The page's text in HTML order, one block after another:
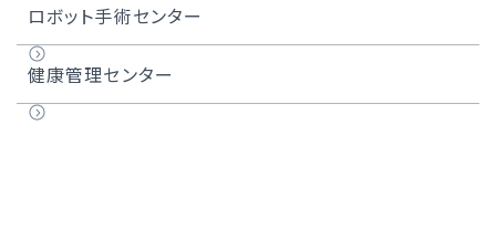
甲状腺がん
頭頸部アルミノックス治療
医師紹介
化学療法レジメン一覧
膠原病リウマチセンターについて
膠原病リウマチセンター長のご紹介
ロボット手術センター
健康管理センター